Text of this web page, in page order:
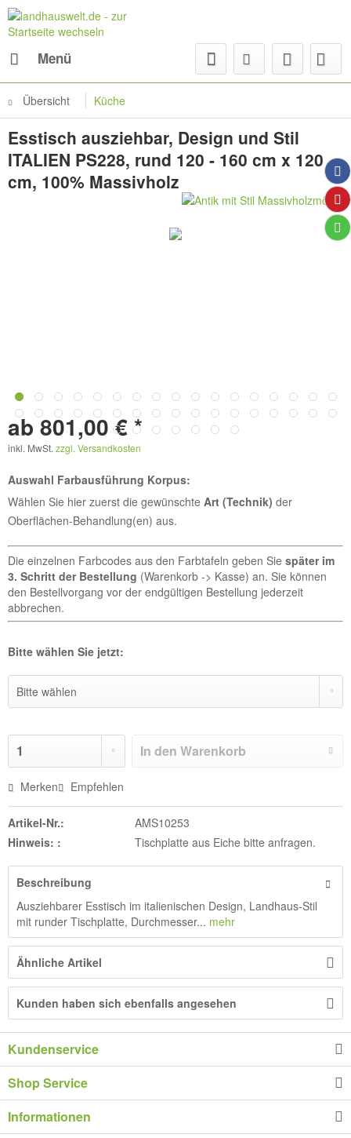
Menü
Übersicht Küche
Esstisch ausziehbar, Design und Stil
ITALIEN PS228, rund 120 - 160 cm x 120
cm, 100% Massivholz
ab 801,00 € *
inkl. MwSt. zzgl. Versandkosten
Auswahl Farbausführung Korpus:
Wählen Sie hier zuerst die gewünschte Art (Technik) der
Oberflächen-Behandlung(en) aus.
Die einzelnen Farbcodes aus den Farbtafeln geben Sie später im
3. Schritt der Bestellung (Warenkorb -> Kasse) an. Sie können
den Bestellvorgang vor der endgültigen Bestellung jederzeit
abbrechen.
Bitte wählen Sie jetzt:
In den Warenkorb
Merken Empfehlen
Artikel-Nr.:
AMS10253
Hinweis: :
Tischplatte aus Eiche bitte anfragen.
Beschreibung
Ausziehbarer Esstisch im italienischen Design, Landhaus-Stil
mit runder Tischplatte, Durchmesser... mehr
Ähnliche Artikel
Kunden haben sich ebenfalls angesehen
Kundenservice
Shop Service
Informationen